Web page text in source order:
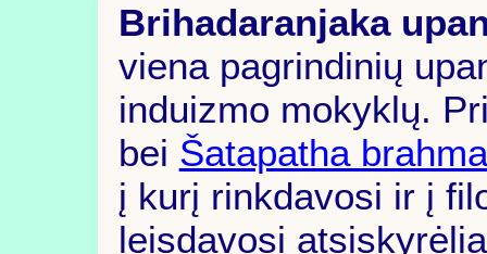
Brihadaranjaka
viena pagrindinių
induizmo mokyklų.
bei Šatapatha
į kurį rinkdavosi ir į
leisdavosi